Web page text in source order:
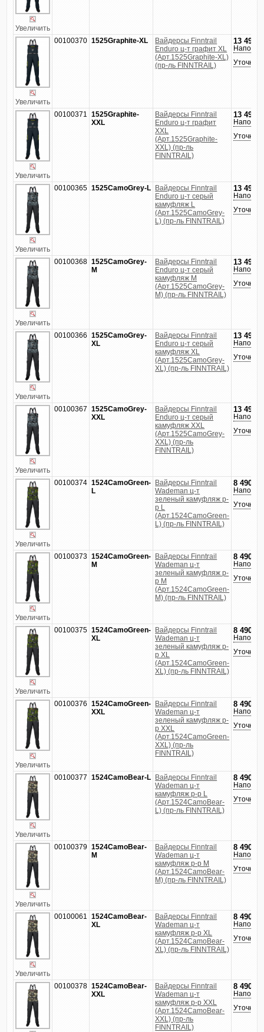
Увеличить
Увеличить
00100370 1525Graphite-XL
Вайдерсы Finntrail
Enduro ц-т графит XL
(Арт.1525Graphite-XL)
(пр-ль FINNTRAIL)
13 490
Увеличить
00100371 1525Graphite-
XXL
Вайдерсы Finntrail
Enduro ц-т графит
XXL
(Арт.1525Graphite-
XXL) (пр-ль
FINNTRAIL)
13 490
Увеличить
00100365 1525CamoGrey-L
Вайдерсы Finntrail
Enduro ц-т серый
камуфляж L
(Арт.1525CamoGrey-
L) (пр-ль FINNTRAIL)
13 490
Увеличить
00100368 1525CamoGrey-
M
Вайдерсы Finntrail
Enduro ц-т серый
камуфляж M
(Арт.1525CamoGrey-
M) (пр-ль FINNTRAIL)
13 490
Увеличить
00100366 1525CamoGrey-
XL
Вайдерсы Finntrail
Enduro ц-т серый
камуфляж XL
(Арт.1525CamoGrey-
XL) (пр-ль FINNTRAIL)
13 490
Увеличить
00100367 1525CamoGrey-
XXL
Вайдерсы Finntrail
Enduro ц-т серый
камуфляж XXL
(Арт.1525CamoGrey-
XXL) (пр-ль
FINNTRAIL)
13 490
Увеличить
00100374 1524CamoGreen-
L
Вайдерсы Finntrail
Wademan ц-т
зеленый камуфляж р-
р L
(Арт.1524CamoGreen-
L) (пр-ль FINNTRAIL)
8 490
Увеличить
00100373 1524CamoGreen-
M
Вайдерсы Finntrail
Wademan ц-т
зеленый камуфляж р-
р M
(Арт.1524CamoGreen-
M) (пр-ль FINNTRAIL)
8 490
Увеличить
00100375 1524CamoGreen-
XL
Вайдерсы Finntrail
Wademan ц-т
зеленый камуфляж р-
р XL
(Арт.1524CamoGreen-
XL) (пр-ль FINNTRAIL)
8 490
Увеличить
00100376 1524CamoGreen-
XXL
Вайдерсы Finntrail
Wademan ц-т
зеленый камуфляж р-
р XXL
(Арт.1524CamoGreen-
XXL) (пр-ль
FINNTRAIL)
8 490
Увеличить
00100377 1524CamoBear-L
Вайдерсы Finntrail
Wademan ц-т
камуфляж р-р L
(Арт.1524CamoBear-
L) (пр-ль FINNTRAIL)
8 490
Увеличить
00100379 1524CamoBear-
M
Вайдерсы Finntrail
Wademan ц-т
камуфляж р-р M
(Арт.1524CamoBear-
M) (пр-ль FINNTRAIL)
8 490
Увеличить
00100061 1524CamoBear-
XL
Вайдерсы Finntrail
Wademan ц-т
камуфляж р-р XL
(Арт.1524CamoBear-
XL) (пр-ль FINNTRAIL)
8 490
00100378 1524CamoBear-
XXL
Вайдерсы Finntrail
Wademan ц-т
камуфляж р-р XXL
(Арт.1524CamoBear-
XXL) (пр-ль
FINNTRAIL)
8 490